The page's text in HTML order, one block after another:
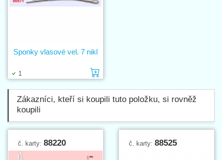
1
Sponky vlasové vel. 7 nikl
Zákazníci, kteří si koupili tuto položku, si rovněž
koupili
č. karty: 88220 č. karty: 88525